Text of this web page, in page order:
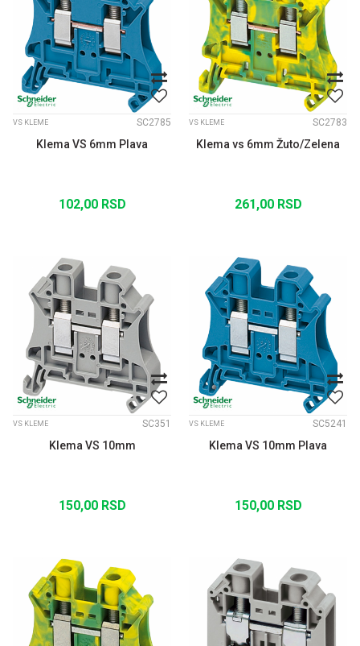
VS KLEME SC2785
Klema VS 6mm Plava
102,00 RSD
VS KLEME SC2783
Klema vs 6mm Žuto/Zelena
261,00 RSD
VS KLEME SC351
Klema VS 10mm
150,00 RSD
VS KLEME SC5241
Klema VS 10mm Plava
150,00 RSD